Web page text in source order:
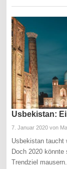
Usbekistan:
7. Januar 2020 von
Usbekistan taucht
Doch 2020
Trendziel